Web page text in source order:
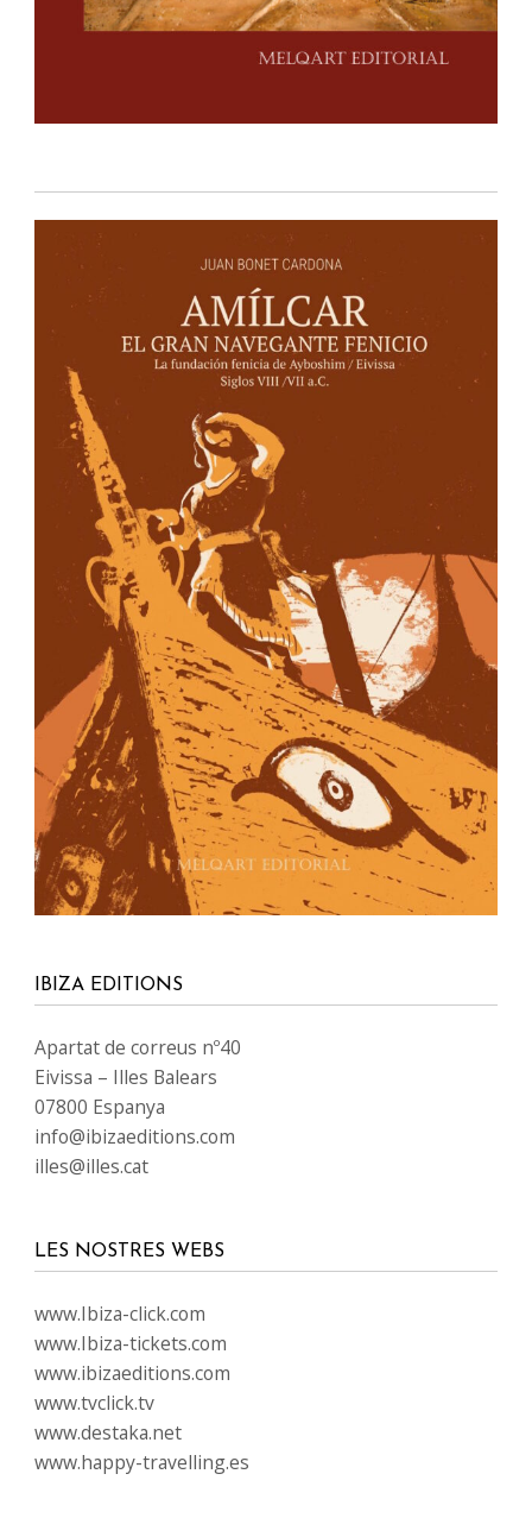
IBIZA EDITIONS
Apartat de correus nº40
Eivissa – Illes Balears
07800 Espanya
info@ibizaeditions.com
illes@illes.cat
LES NOSTRES WEBS
www.Ibiza-click.com
www.Ibiza-tickets.com
www.ibizaeditions.com
www.tvclick.tv
www.destaka.net
www.happy-travelling.es